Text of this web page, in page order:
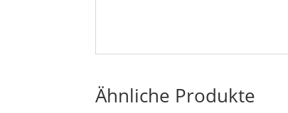
Ähnliche Produkte